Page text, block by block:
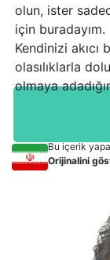
olun, ister
için buradayım.
Kendinizi
olasılıklarla
olmaya
Bu içerik
Orijinalini